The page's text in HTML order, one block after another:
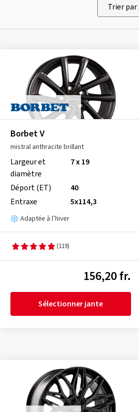
Borbet V
mistral anthracite brillant
Largeur et
diamètre
7 x 19
Déport (ET)
40
Entraxe
5x114,3
Adaptée à l’hiver
(119)
156,20 fr.
Sélectionner jante